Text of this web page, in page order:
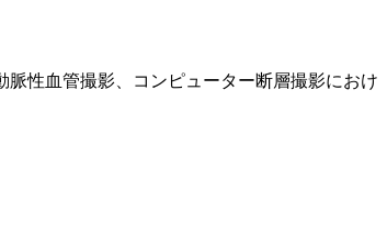
性血管撮影、コンピューター断層撮影におけ